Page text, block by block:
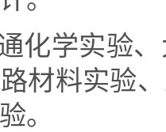
化学实验
材料实验
。